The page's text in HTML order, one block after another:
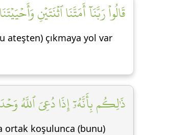
قَالُواْ رَبَّنَآ أَمَتَّنَا ٱثۡنَتَيۡنِ
ateşten) çıkmaya yol var
ذَٰلِكُم بِأَنَّهُۥٓ إِذَا دُعِيَ ٱللَّهُ
ortak koşulunca (bunu)